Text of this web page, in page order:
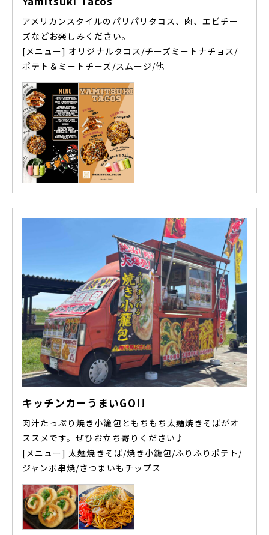
アメリカンスタイルのパリパリタコス、肉、エビチー
ズなどお楽しみください。
[メニュー] オリジナルタコス/チーズミートナチョス/
ポテト＆ミートチーズ/スムージ/他
キッチンカーうまいGO!!
肉汁たっぷり焼き小籠包ともちもち太麺焼きそばがオ
ススメです。ぜひお立ち寄りください♪
[メニュー] 太麺焼きそば/焼き小籠包/ふりふりポテト/
ジャンボ串焼/さつまいもチップス